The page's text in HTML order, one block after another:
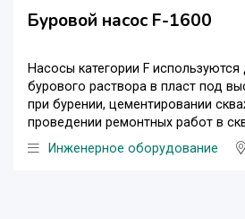
Буровой насос F-1600
Насосы категории F используются
бурового раствора в пласт под
при бурении, цементировании
проведении ремонтных работ в
Инженерное оборудование